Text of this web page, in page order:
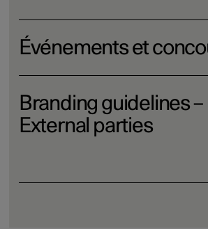
Événements et
Branding guidelines –
External parties